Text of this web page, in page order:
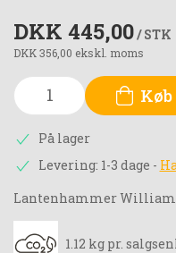
DKK 445,00/ STK
DKK 356,00 ekskl. moms
På lager
Levering: 1-3 dage -
Lantenhammer
1.12 kg pr.